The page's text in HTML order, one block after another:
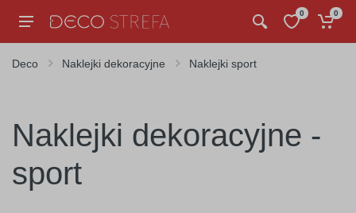
0 0
Deco Naklejki dekoracyjne Naklejki sport
Naklejki dekoracyjne -
sport